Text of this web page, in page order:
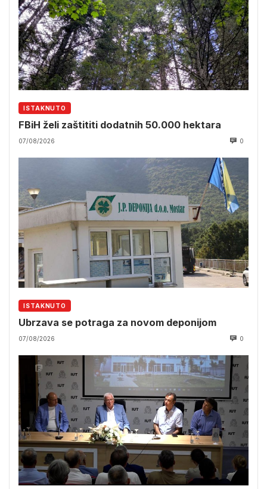
ISTAKNUTO
FBiH želi zaštititi dodatnih 50.000 hektara
07/08/2026 0
ISTAKNUTO
Ubrzava se potraga za novom deponijom
07/08/2026 0